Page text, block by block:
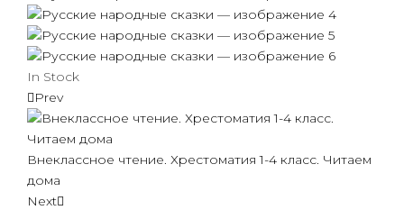
In Stock
Prev
Внеклассное чтение. Хрестоматия 1-4 класс. Читаем
дома
Next